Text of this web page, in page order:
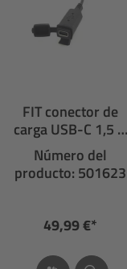
FIT conector de
carga USB-C 1,5 A
con tapa protectora
Número del
producto: 501623
49,99 €*